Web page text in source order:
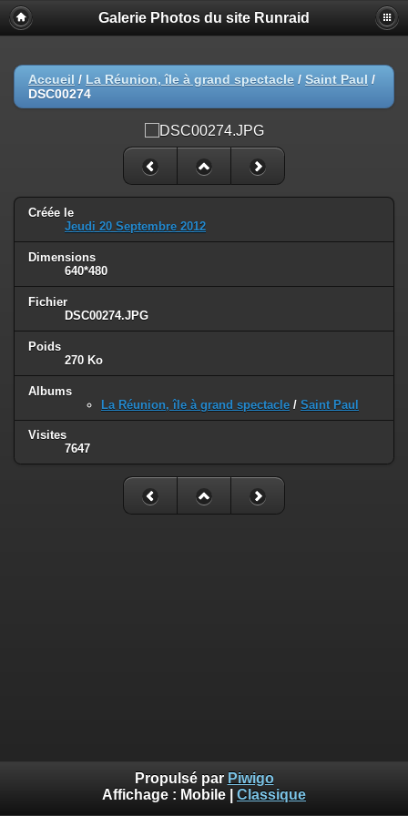
Galerie Photos du site Runraid
Accueil / La Réunion, île à grand spectacle / Saint Paul /
DSC00274
Créée le
Jeudi 20 Septembre 2012
Dimensions
640*480
Fichier
DSC00274.JPG
Poids
270 Ko
Albums
La Réunion, île à grand spectacle / Saint Paul
Visites
7647
Propulsé par Piwigo
Affichage : Mobile Classique